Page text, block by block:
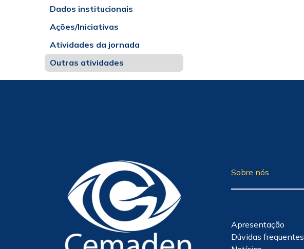
Dados institucionais
Ações/Iniciativas
Atividades da jornada
Outras atividades
Sobre nós
Apresentação
Dúvidas frequentes